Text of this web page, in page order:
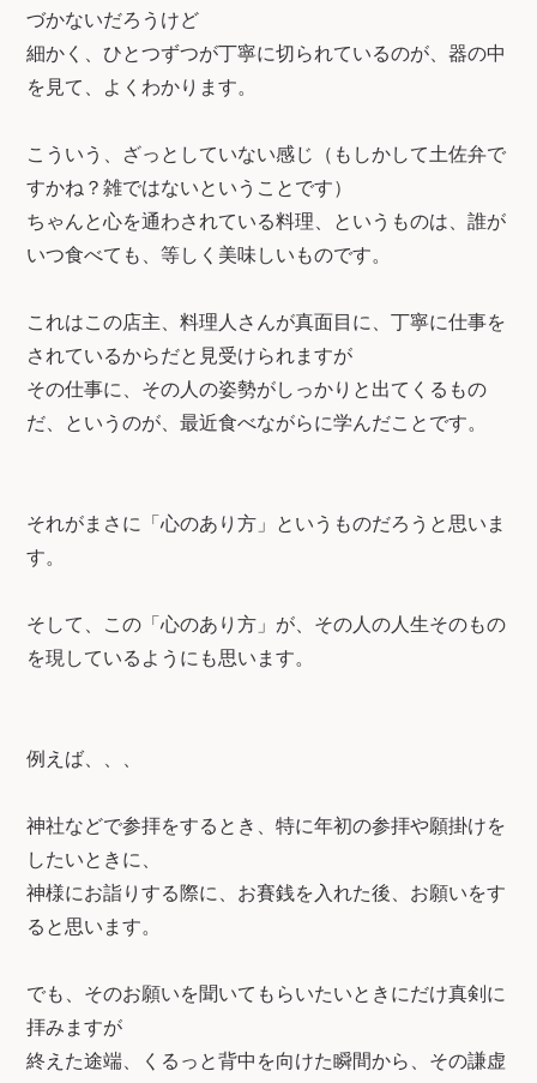
づかないだろうけど
細かく、ひとつずつが丁寧に切られているのが、器の中
を見て、よくわかります。
こういう、ざっとしていない感じ（もしかして土佐弁で
すかね？雑ではないということです）
ちゃんと心を通わされている料理、というものは、誰が
いつ食べても、等しく美味しいものです。
これはこの店主、料理人さんが真面目に、丁寧に仕事を
されているからだと見受けられますが
その仕事に、その人の姿勢がしっかりと出てくるもの
だ、というのが、最近食べながらに学んだことです。
それがまさに「心のあり方」というものだろうと思いま
す。
そして、この「心のあり方」が、その人の人生そのもの
を現しているようにも思います。
例えば、、、
神社などで参拝をするとき、特に年初の参拝や願掛けを
したいときに、
神様にお詣りする際に、お賽銭を入れた後、お願いをす
ると思います。
でも、そのお願いを聞いてもらいたいときにだけ真剣に
拝みますが
終えた途端、くるっと背中を向けた瞬間から、その謙虚